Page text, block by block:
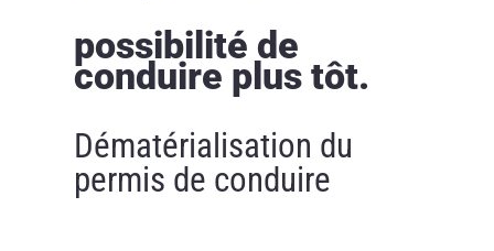
possibilité de
conduire plus tôt.
Dématérialisation du
permis de conduire